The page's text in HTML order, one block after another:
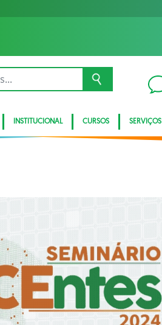
INSTITUCIONAL CURSOS SERVIÇOS